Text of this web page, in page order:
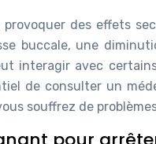
des effets
buccale, une
interagir avec
de consulter un
souffrez de